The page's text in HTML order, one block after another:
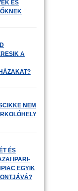
ÉS
A
NEM
ÉS
IPARI-
EGYIK